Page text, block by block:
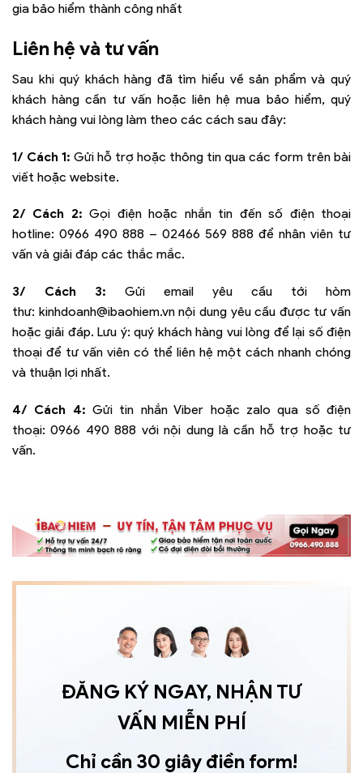
gia bảo hiểm thành công nhất
Liên hệ và tư vấn
Sau khi quý khách hàng đã tìm hiểu về sản phẩm và quý
khách hàng cần tư vấn hoặc liên hệ mua bảo hiểm, quý
khách hàng vui lòng làm theo các cách sau đây:
1/ Cách 1: Gửi hỗ trợ hoặc thông tin qua các form trên bài
viết hoặc website.
2/ Cách 2: Gọi điện hoặc nhắn tin đến số điện thoại
hotline: 0966 490 888 – 02466 569 888 để nhân viên tư
vấn và giải đáp các thắc mắc.
3/ Cách 3: Gửi email yêu cầu tới hòm
thư: kinhdoanh@ibaohiem.vnnội dung yêu cầu được tư vấn
hoặc giải đáp. Lưu ý: quý khách hàng vui lòng để lại số điện
thoại để tư vấn viên có thể liên hệ một cách nhanh chóng
và thuận lợi nhất.
4/ Cách 4: Gửi tin nhắn Viber hoặc zalo qua số điện
thoại:0966 490 888 với nội dung là cần hỗ trợ hoặc tư
vấn.
ĐĂNG KÝ NGAY, NHẬN TƯ
VẤN MIỄN PHÍ
Chỉ cần 30 giây điền form!